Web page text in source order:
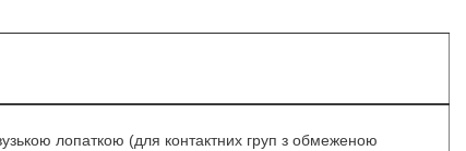
лопаткою (для контактних груп з обмеженою